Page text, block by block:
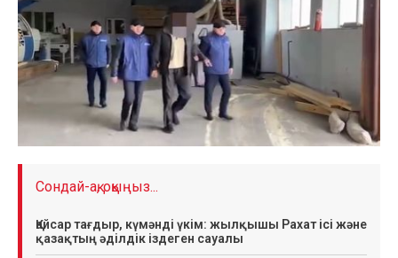
Сондай-ақ, оқыңыз...
Қайсар тағдыр, күмәнді үкім: жылқышы Рахат ісі және
қазақтың әділдік іздеген сауалы